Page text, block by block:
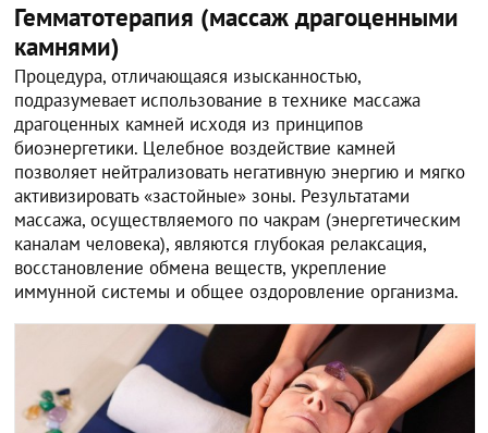
Гемматотерапия (массаж драгоценными
камнями)
Процедура, отличающаяся изысканностью,
подразумевает использование в технике массажа
драгоценных камней исходя из принципов
биоэнергетики. Целебное воздействие камней
позволяет нейтрализовать негативную энергию и мягко
активизировать «застойные» зоны. Результатами
массажа, осуществляемого по чакрам (энергетическим
каналам человека), являются глубокая релаксация,
восстановление обмена веществ, укрепление
иммунной системы и общее оздоровление организма.